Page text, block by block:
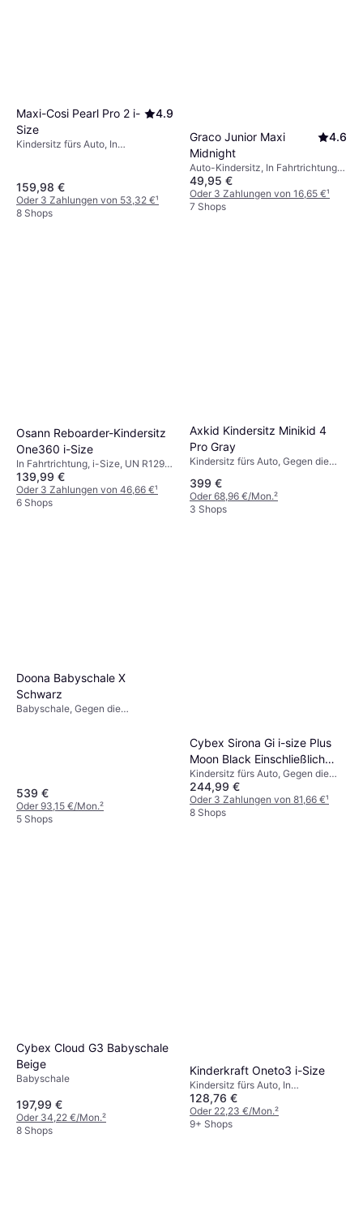
Maxi-Cosi Pearl Pro 2 i-
Size
4.9
Kindersitz fürs Auto, In
Aufprallschutz (ASIP), Waschbarer
Bezug, Verstellbare Kopfstütze
159,98 €
Oder 3 Zahlungen von 53,32 €¹
8 Shops
Graco Junior Maxi
Midnight
4.6
Auto-Kindersitz, In Fahrtrichtung,
UN R129, i-Size, ECE R44,
Seitlicher Aufprallschutz (ASIP),
Waschbarer Bezug, Verstellbare
49,95 €
Oder 3 Zahlungen von 16,65 €¹
7 Shops
Osann Reboarder-Kindersitz
One360 i-Size
In Fahrtrichtung, i-Size, UN R129,
Verstellbare Kopfstütze,
Neugeboreneneinsatz inklusive,
Seitlicher Aufprallschutz (ASIP),
139,99 €
Oder 3 Zahlungen von 46,66 €¹
6 Shops
Axkid Kindersitz Minikid 4
Pro Gray
Kindersitz fürs Auto, Gegen die
R129, Waschbarer Bezug,
Verstellbare Kopfstütze, Seitlicher
Aufprallschutz (ASIP)
399 €
Oder 68,96 €/Mon.²
3 Shops
Doona Babyschale X
Schwarz
Babyschale, Gegen die
539 €
Oder 93,15 €/Mon.²
5 Shops
Cybex Sirona Gi i-size Plus
Moon Black Einschließlich
Basishalterung
Kindersitz fürs Auto, Gegen die
Fahrtrichtung, UN R129, i-Size,
Verstellbare Kopfstütze,
Neugeboreneneinsatz inklusive,
244,99 €
Oder 3 Zahlungen von 81,66 €¹
8 Shops
Cybex Cloud G3 Babyschale
Beige
Babyschale
197,99 €
Oder 34,22 €/Mon.²
8 Shops
Kinderkraft Oneto3 i-Size
Kindersitz fürs Auto, In
Fahrtrichtung, i-Size, ECE R44,
Waschbarer Bezug, Verstellbare
Kopfstütze, Neugeboreneneinsatz
128,76 €
Oder 22,23 €/Mon.²
9+ Shops